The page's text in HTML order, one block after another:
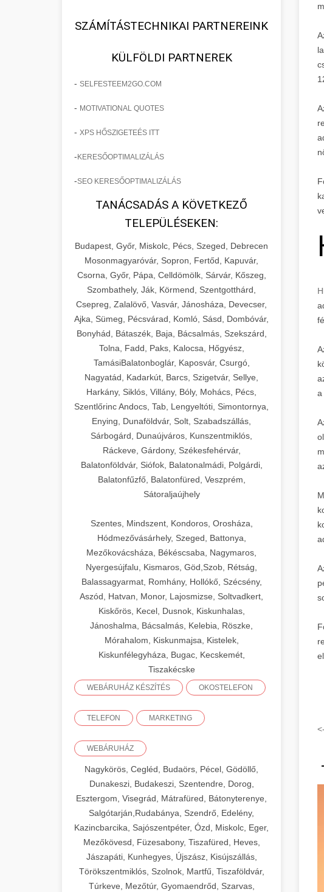
SZÁMÍTÁSTECHNIKAI PARTNEREINK
KÜLFÖLDI PARTNEREK
- SELFESTEEM2GO.COM
- MOTIVATIONAL QUOTES
- XPS HŐSZIGETEÉS ITT
- KERESŐOPTIMALIZÁLÁS
-SEO KERESŐOPTIMALIZÁLÁS
TANÁCSADÁS A KÖVETKEZŐ
TELEPÜLÉSEKEN:
Budapest, Győr, Miskolc, Pécs, Szeged, Debrecen
Mosonmagyaróvár, Sopron, Fertőd, Kapuvár,
Csorna, Győr, Pápa, Celldömölk, Sárvár, Kőszeg,
Szombathely, Ják, Körmend, Szentgotthárd,
Csepreg, Zalalövő, Vasvár, Jánosháza, Devecser,
Ajka, Sümeg, Pécsvárad, Komló, Sásd, Dombóvár,
Bonyhád, Bátaszék, Baja, Bácsalmás, Szekszárd,
Tolna, Fadd, Paks, Kalocsa, Hőgyész,
TamásiBalatonboglár, Kaposvár, Csurgó,
Nagyatád, Kadarkút, Barcs, Szigetvár, Sellye,
Harkány, Siklós, Villány, Bóly, Mohács, Pécs,
Szentlőrinc Andocs, Tab, Lengyeltóti, Simontornya,
Enying, Dunaföldvár, Solt, Szabadszállás,
Sárbogárd, Dunaújváros, Kunszentmiklós,
Ráckeve, Gárdony, Székesfehérvár,
Balatonföldvár, Siófok, Balatonalmádi, Polgárdi,
Balatonfűzfő, Balatonfüred, Veszprém,
Sátoraljaújhely
Szentes, Mindszent, Kondoros, Orosháza,
Hódmezővásárhely, Szeged, Battonya,
Mezőkovácsháza, Békéscsaba, Nagymaros,
Nyergesújfalu, Kismaros, Göd,Szob, Rétság,
Balassagyarmat, Romhány, Hollókő, Szécsény,
Aszód, Hatvan, Monor, Lajosmizse, Soltvadkert,
Kiskőrös, Kecel, Dusnok, Kiskunhalas,
Jánoshalma, Bácsalmás, Kelebia, Röszke,
Mórahalom, Kiskunmajsa, Kistelek,
Kiskunfélegyháza, Bugac, Kecskemét,
Tiszakécske
WEBÁRUHÁZ KÉSZÍTÉS OKOSTELEFON
TELEFON MARKETING
WEBÁRUHÁZ
Nagykörös, Cegléd, Budaörs, Pécel, Gödöllő,
Dunakeszi, Budakeszi, Szentendre, Dorog,
Esztergom, Visegrád, Mátrafüred, Bátonyterenye,
Salgótarján,Rudabánya, Szendrő, Edelény,
Kazincbarcika, Sajószentpéter, Ózd, Miskolc, Eger,
Mezőkövesd, Füzesabony, Tiszafüred, Heves,
Jászapáti, Kunhegyes, Újszász, Kisújszállás,
Törökszentmiklós, Szolnok, Martfű, Tiszaföldvár,
Túrkeve, Mezőtúr, Gyomaendrőd, Szarvas,
a